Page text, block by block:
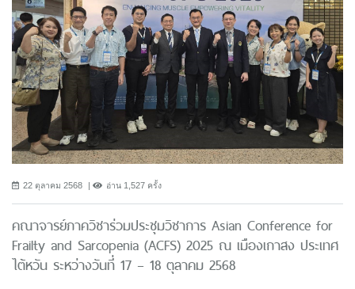
22 ตุลาคม 2568 อ่าน 1,527 ครั้ง
คณาจารย์ภาควิชาร่วมประชุมวิชาการ Asian Conference for
Frailty and Sarcopenia (ACFS) 2025 ณ เมืองเกาสง ประเทศ
ไต้หวัน ระหว่างวันที่ 17 – 18 ตุลาคม 2568